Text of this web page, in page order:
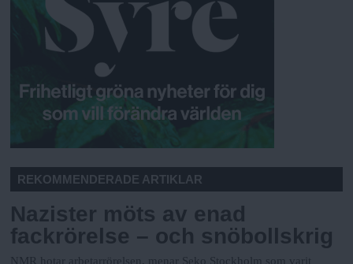
REKOMMENDERADE ARTIKLAR
Nazister möts av enad
fackrörelse – och snöbollskrig
NMR hotar arbetarrörelsen, menar Seko Stockholm som varit